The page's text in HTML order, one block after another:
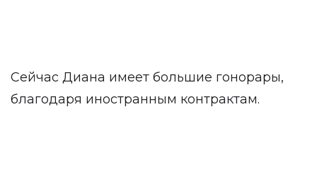
Сейчас Диана имеет большие гонорары,
благодаря иностранным контрактам.